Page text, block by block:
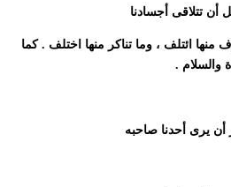
أن تتلاقى أجسادنا
منها ائتلف ، وما تناكر منها اختلف . كما
والسلام .
أن يرى أحدنا صاحبه